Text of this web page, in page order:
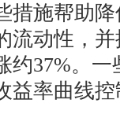
措施帮助
流动性，
约37%。
益率曲线